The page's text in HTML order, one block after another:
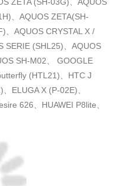
、AQUOS ZETA(SH-
、AQUOS CRYSTAL X /
SERIE (SHL25)、AQUOS
SH-M02、 GOOGLE
(HTL21)、HTC J
ELUGA X (P-02E)、
626、HUAWEI P8lite、